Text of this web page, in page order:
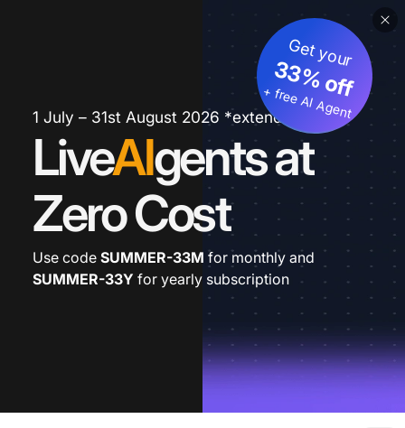
1 July – 31st August 2026 *extended
LiveAIgents at
Zero Cost
Get your
33% off
+ free AI Agent
Use code SUMMER-33M for monthly and
SUMMER-33Y for yearly subscription